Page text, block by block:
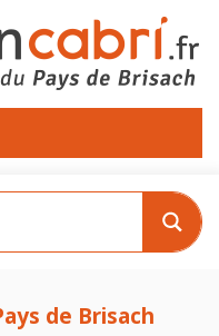
de Brisach